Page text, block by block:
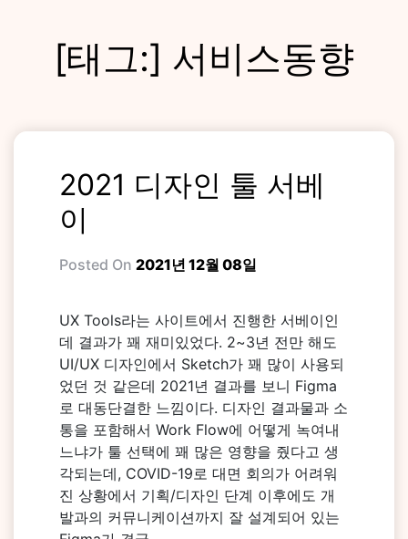
[태그:] 서비스동향
2021 디자인 툴 서베
이
Posted On 2021년 12월 08일
UX Tools라는 사이트에서 진행한 서베이인
데 결과가 꽤 재미있었다. 2~3년 전만 해도
UI/UX 디자인에서 Sketch가 꽤 많이 사용되
었던 것 같은데 2021년 결과를 보니 Figma
로 대동단결한 느낌이다. 디자인 결과물과 소
통을 포함해서 Work Flow에 어떻게 녹여내
느냐가 툴 선택에 꽤 많은 영향을 줬다고 생
각되는데, COVID-19로 대면 회의가 어려워
진 상황에서 기획/디자인 단계 이후에도 개
발과의 커뮤니케이션까지 잘 설계되어 있는